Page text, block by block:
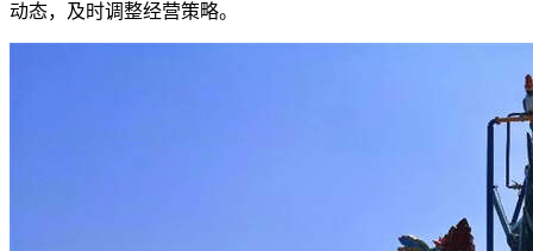
动态，及时调整经营策略。